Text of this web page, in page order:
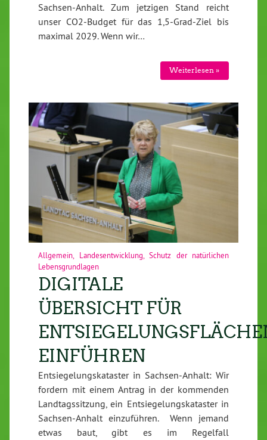
Sachsen-Anhalt. Zum jetzigen Stand reicht
unser CO2-Budget für das 1,5-Grad-Ziel bis
maximal 2029. Wenn wir…
Weiterlesen »
Allgemein, Landesentwicklung, Schutz der natürlichen
Lebensgrundlagen
DIGITALE
ÜBERSICHT FÜR
EINFÜHREN
Entsiegelungskataster in Sachsen-Anhalt: Wir
fordern mit einem Antrag in der kommenden
Landtagssitzung, ein Entsiegelungskataster in
Sachsen-Anhalt einzuführen. Wenn jemand
etwas baut, gibt es im Regelfall